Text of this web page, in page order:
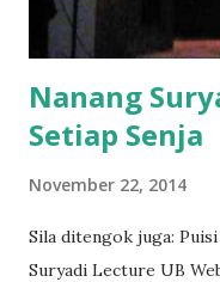
Nanang
Setiap Senja
November 22, 2014
Sila ditengok juga:
Suryadi Lecture UB